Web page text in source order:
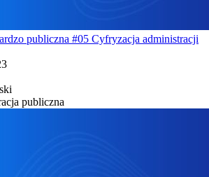
publiczna #05 Cyfryzacja administracji
publiczna